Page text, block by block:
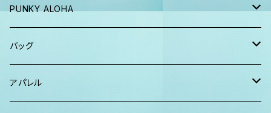
半袖シャツ
ショーツ、短パン
パーカー、スウェット
iPhoneケース
その他
タオル
おくるみ&スタイ ギフト
マスク
ガウン&帽子セット
PUNKY ALOHA
トートバッグ・ポーチ
ハンカチタオル
バッグ
ポーチ
アパレル